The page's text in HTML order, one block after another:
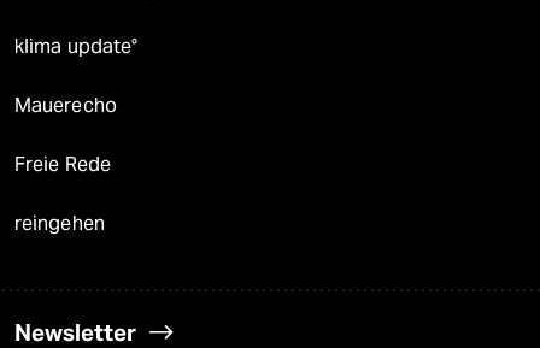
klima update°
Mauerecho
Freie Rede
reingehen
Newsletter